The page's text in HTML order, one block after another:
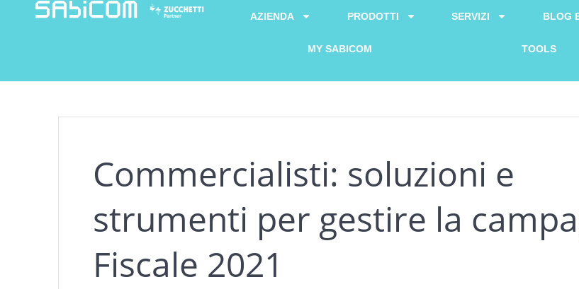
AZIENDA PRODOTTI SERVIZI BLOG
MY SABICOM TOOLS
Commercialisti: soluzioni e
strumenti per gestire la
Fiscale 2021